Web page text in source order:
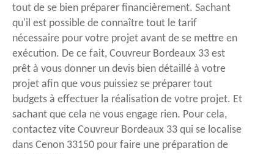
tout de se bien préparer financièrement. Sachant
qu'il est possible de connaître tout le tarif
nécessaire pour votre projet avant de se mettre en
exécution. De ce fait, Couvreur Bordeaux 33 est
prêt à vous donner un devis bien détaillé à votre
projet afin que vous puissiez se préparer tout
budgets à effectuer la réalisation de votre projet. Et
sachant que cela ne vous engage rien. Pour cela,
contactez vite Couvreur Bordeaux 33 qui se localise
dans Cenon 33150 pour faire une préparation de